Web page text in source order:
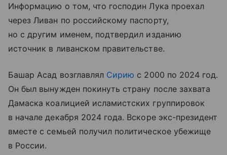
Информацию о том, что господин Лука проехал
через Ливан по российскому паспорту,
но с другим именем, подтвердил изданию
источник в ливанском правительстве.
Башар Асад возглавлял Сирию с 2000 по 2024 год.
Он был вынужден покинуть страну после захвата
Дамаска коалицией исламистских группировок
в начале декабря 2024 года. Вскоре экс-президент
вместе с семьей получил политическое убежище
в России.